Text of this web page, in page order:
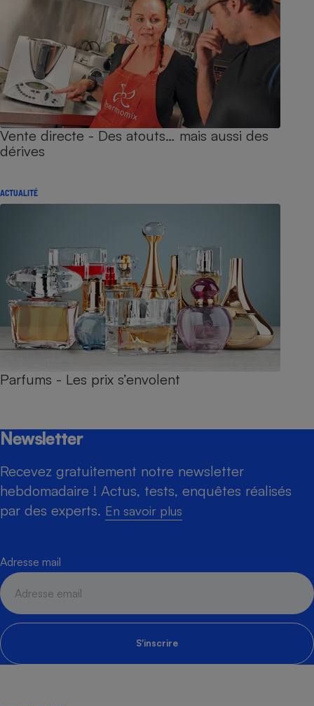
Vente directe - Des atouts… mais aussi des
dérives
ACTUALITÉ
Parfums - Les prix s’envolent
Newsletter
Recevez gratuitement notre newsletter
hebdomadaire ! Actus, tests, enquêtes réalisés
par des experts. En savoir plus
Adresse mail
S'inscrire